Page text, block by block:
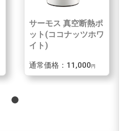
サーモス 真空断熱ポ
ット(ココナッツホワ
イト)
通常価格：11,000円